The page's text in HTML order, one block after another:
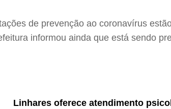
de prevenção ao coronavírus
informou ainda que está sendo
Linhares oferece atendimento